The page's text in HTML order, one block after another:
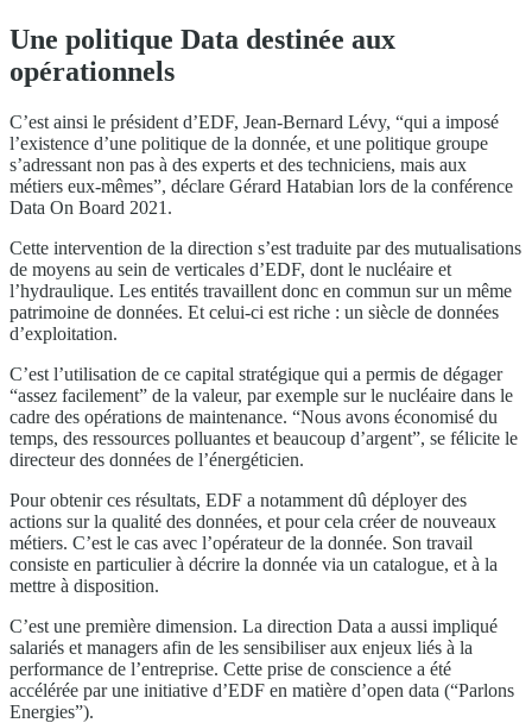
Une politique Data destinée aux
opérationnels
C’est ainsi le président d’EDF, Jean-Bernard Lévy, “qui a imposé
l’existence d’une politique de la donnée, et une politique groupe
s’adressant non pas à des experts et des techniciens, mais aux
métiers eux-mêmes”, déclare Gérard Hatabian lors de la conférence
Data On Board 2021.
Cette intervention de la direction s’est traduite par des mutualisations
de moyens au sein de verticales d’EDF, dont le nucléaire et
l’hydraulique. Les entités travaillent donc en commun sur un même
patrimoine de données. Et celui-ci est riche : un siècle de données
d’exploitation.
C’est l’utilisation de ce capital stratégique qui a permis de dégager
“assez facilement” de la valeur, par exemple sur le nucléaire dans le
cadre des opérations de maintenance. “Nous avons économisé du
temps, des ressources polluantes et beaucoup d’argent”, se félicite le
directeur des données de l’énergéticien.
Pour obtenir ces résultats, EDF a notamment dû déployer des
actions sur la qualité des données, et pour cela créer de nouveaux
métiers. C’est le cas avec l’opérateur de la donnée. Son travail
consiste en particulier à décrire la donnée via un catalogue, et à la
mettre à disposition.
C’est une première dimension. La direction Data a aussi impliqué
salariés et managers afin de les sensibiliser aux enjeux liés à la
performance de l’entreprise. Cette prise de conscience a été
accélérée par une initiative d’EDF en matière d’open data (“Parlons
Energies”).